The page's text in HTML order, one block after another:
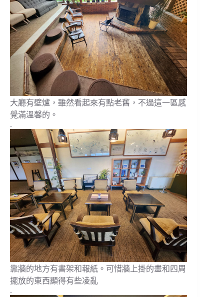
大廳有壁爐，雖然看起來有點老舊，不過這一區感
覺滿溫馨的。
.
靠牆的地方有書架和報紙。可惜牆上掛的畫和四周
擺放的東西顯得有些凌亂
.